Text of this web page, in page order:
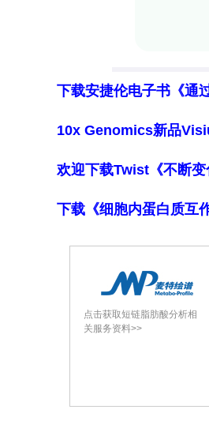
下载安捷伦电子书《通
10x Genomics新品
欢迎下载Twist《不断
下载《细胞内蛋白质互
点击获取短链脂肪酸分析相
关服务资料>>